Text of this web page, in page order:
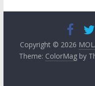
Copyright © 2026
Theme: ColorMagby